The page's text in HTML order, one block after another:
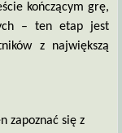
kończącym grę,
– ten etap jest
z największą
zapoznać się z